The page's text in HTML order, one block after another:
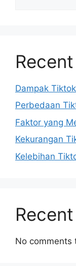
Dampak
Perbedaan
Faktor yang
Kekurangan
Kelebihan
No comments